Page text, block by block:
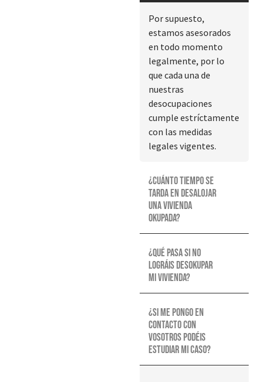
Por supuesto,
estamos asesorados
en todo momento
legalmente, por lo
que cada una de
nuestras
desocupaciones
cumple estríctamente
con las medidas
legales vigentes.
¿Cuánto tiempo se
tarda en desalojar
una vivienda
okupada?
¿Qué pasa si no
lográis desokupar
mi vivienda?
¿Si me pongo en
contacto con
vosotros podéis
estudiar mi caso?